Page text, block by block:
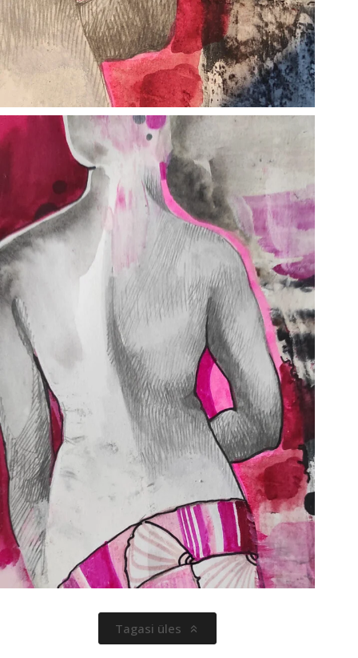
Tagasi üles